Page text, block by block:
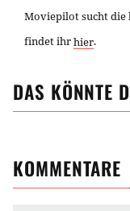
Moviepilot sucht die
findet ihrhier.
DAS KÖNNTE
KOMMENTARE